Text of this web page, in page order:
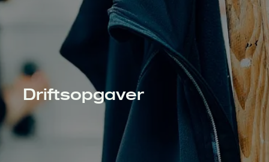
Driftsopgaver